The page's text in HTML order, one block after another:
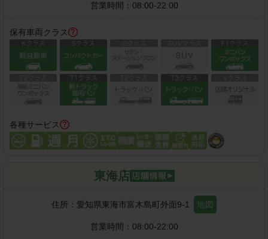
営業時間： 08:00-22:00
保有車両クラス
各種サービス
東海店
住所： 愛知県東海市富木島町外面9-1 地図
営業時間： 08:00-22:00